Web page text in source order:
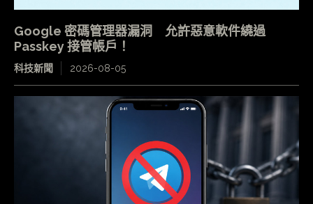
Google 密碼管理器漏洞 允許惡意軟件繞過
Passkey 接管帳戶！
科技新聞 2026-08-05